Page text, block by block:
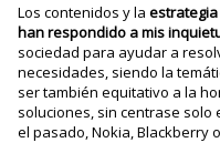
Los contenidos y la
han respondido a mis
sociedad para ayudar a
necesidades, siendo la
ser también equitativo a la
soluciones, sin centrase solo
el pasado, Nokia, Blackberry